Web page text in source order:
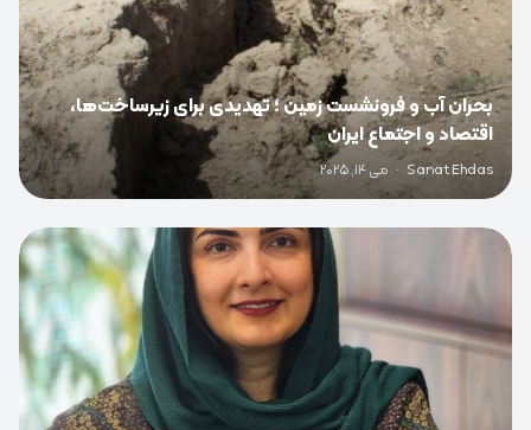
بحران آب و فرونشست زمین ؛ تهدیدی برای زیرساخت‌ها،
اقتصاد و اجتماع ایران
Sanat Ehdas
· می 14, 2025